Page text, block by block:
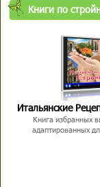
Книги по
Итальянские
Книга избранных
адаптированных